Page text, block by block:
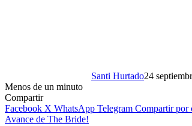
Santi Hurtado24
Menos de un minuto
Compartir
Facebook X WhatsApp Telegram Compartir por
Avance de The Bride!